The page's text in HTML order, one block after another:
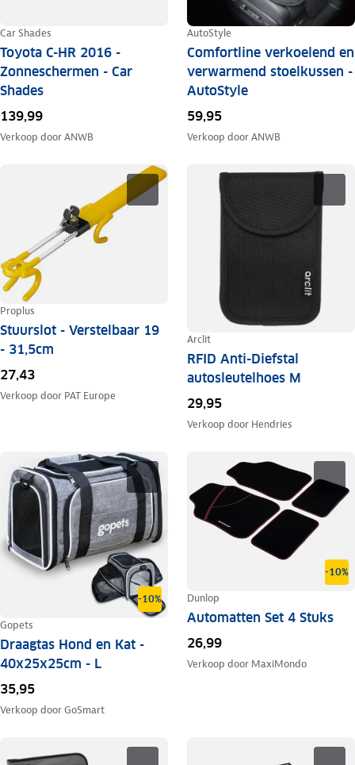
Car Shades
Toyota C-HR 2016 -
Zonneschermen - Car
Shades
139,99
Verkoop doorANWB
AutoStyle
Comfortline verkoelend en
verwarmend stoelkussen -
AutoStyle
59,95
Verkoop doorANWB
Proplus
Stuurslot - Verstelbaar 19
- 31,5cm
27,43
Verkoop door PAT Europe
Arclit
RFID Anti-Diefstal
autosleutelhoes M
29,95
Verkoop door Hendries
-10%
Gopets
Draagtas Hond en Kat -
40x25x25cm - L
35,95
Verkoop doorGoSmart
-10%
Dunlop
Automatten Set 4 Stuks
26,99
Verkoop door MaxiMondo